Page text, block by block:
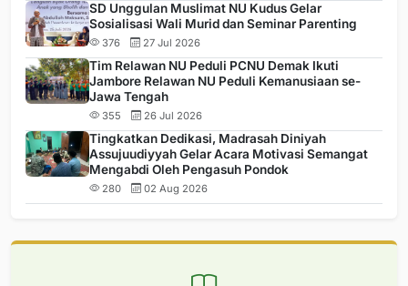
SD Unggulan Muslimat NU Kudus Gelar
Sosialisasi Wali Murid dan Seminar Parenting
376 27 Jul 2026
Tim Relawan NU Peduli PCNU Demak Ikuti
Jambore Relawan NU Peduli Kemanusiaan se-
Jawa Tengah
355 26 Jul 2026
Tingkatkan Dedikasi, Madrasah Diniyah
Assujuudiyyah Gelar Acara Motivasi Semangat
Mengabdi Oleh Pengasuh Pondok
280 02 Aug 2026